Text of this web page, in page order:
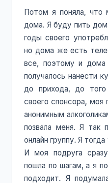
Потом я поняла, что
дома. Я буду пить
годы своего
но дома же есть
все, поэтому и
получалось нанести
до прихода, до
своего спонсора, моя
анонимным
позвала меня. Я так
онлайн группу. Я
И моя подруга
пошла по шагам, а я
подходит. Я